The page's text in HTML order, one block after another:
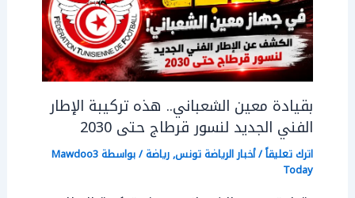
بقيادة معين الشعباني.. هذه تركيبة الإطار
الفني الجديد لنسور قرطاج حتى 2030
اترك تعليقاً/أخبار الرياضة تونس,رياضة/ بواسطةMawdoo3
Today